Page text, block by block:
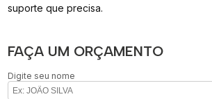
suporte que precisa.
FAÇA UM ORÇAMENTO
Digite seu nome